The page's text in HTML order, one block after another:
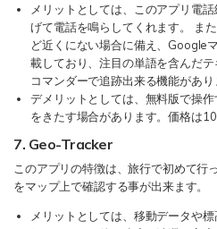
メリットとしては、このアプリ電
げて電話を鳴らしてくれます。 ま
ど近くにない場合に備え、Google
載しており、注目の単語を含んだ
コマンダーで追跡出来る機能があり
デメリットとしては、無料版で操
をきたす場合があります。価格は
7. Geo-Tracker
このアプリの特徴は、旅行で初めて行
をマップ上で確認する事が出来ます。
メリットとしては、移動データや